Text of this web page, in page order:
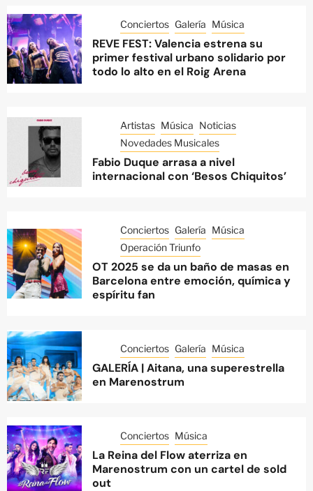
Conciertos Galería Música
REVE FEST: Valencia estrena su
primer festival urbano solidario por
todo lo alto en el Roig Arena
Artistas Música Noticias
Novedades Musicales
Fabio Duque arrasa a nivel
internacional con ‘Besos Chiquitos’
Conciertos Galería Música
Operación Triunfo
OT 2025 se da un baño de masas en
Barcelona entre emoción, química y
espíritu fan
Conciertos Galería Música
GALERÍA | Aitana, una superestrella
en Marenostrum
Conciertos Música
La Reina del Flow aterriza en
Marenostrum con un cartel de sold
out